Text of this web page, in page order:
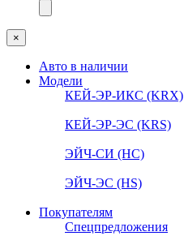
×
Авто в наличии
Модели
КЕЙ-ЭР-ИКС (KRX)
КЕЙ-ЭР-ЭС (KRS)
ЭЙЧ-СИ (HC)
ЭЙЧ-ЭС (HS)
Покупателям
Спецпредложения